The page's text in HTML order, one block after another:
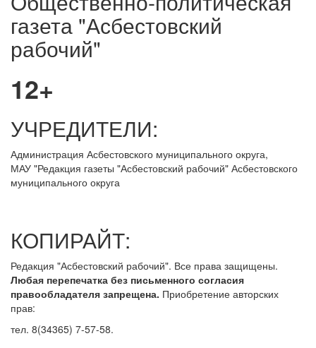
газета "Асбестовский
рабочий"
12+
УЧРЕДИТЕЛИ:
Администрация Асбестовского муниципального округа,
МАУ"Редакция газеты "Асбестовский рабочий" Асбестовского
муниципального округа
КОПИРАЙТ:
Редакция "Асбестовский рабочий". Все права защищены.
Любая перепечатка без письменного согласия
правообладателя запрещена. Приобретение авторских
прав:
тел. 8(34365) 7-57-58.